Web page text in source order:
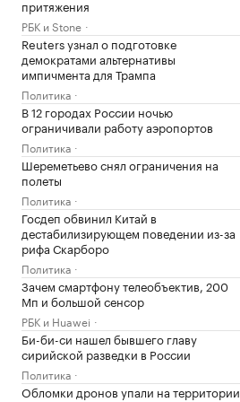
притяжения
РБК и Stone
Reuters узнал о подготовке
демократами альтернативы
импичмента для Трампа
Политика
В 12 городах России ночью
ограничивали работу аэропортов
Политика
Шереметьево снял ограничения на
полеты
Политика
Госдеп обвинил Китай в
дестабилизирующем поведении из-за
рифа Скарборо
Политика
Зачем смартфону телеобъектив, 200
Мп и большой сенсор
РБК и Huawei
Би-би-си нашел бывшего главу
сирийской разведки в России
Политика
Обломки дронов упали на территории